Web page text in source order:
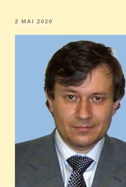
2 MAI 2020